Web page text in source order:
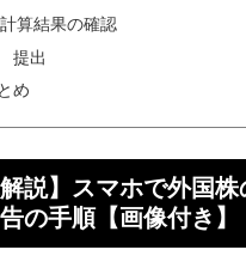
計算結果の確認
出
め
解説】スマホで外国
の手順【画像付き】